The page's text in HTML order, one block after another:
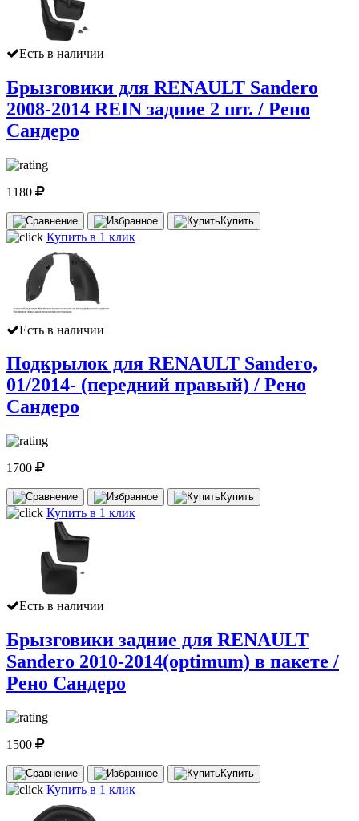
Есть в наличии
Брызговики для RENAULT Sandero
2008-2014 REIN задние 2 шт. / Рено
Сандеро
1180
Купить
Купить в 1 клик
Есть в наличии
Подкрылок для RENAULT Sandero,
01/2014- (передний правый) / Рено
Сандеро
1700
Купить
Купить в 1 клик
Есть в наличии
Брызговики задние для RENAULT
Sandero 2010-2014(optimum) в пакете /
Рено Сандеро
1500
Купить
Купить в 1 клик